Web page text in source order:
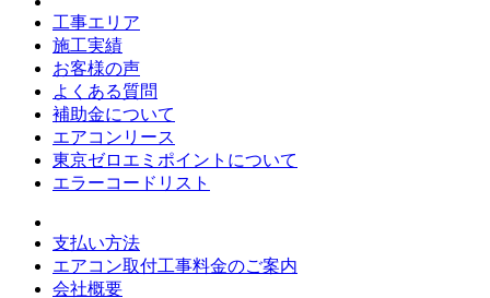
工事エリア
施工実績
お客様の声
よくある質問
補助金について
エアコンリース
東京ゼロエミポイントについて
エラーコードリスト
支払い方法
エアコン取付工事料金のご案内
会社概要